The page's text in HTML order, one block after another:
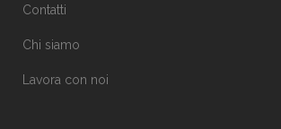
Contatti
Chi siamo
Lavora con noi